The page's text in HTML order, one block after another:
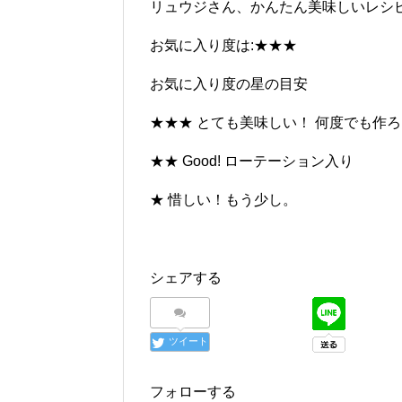
リュウジさん、かんたん美味しいレシ
お気に入り度は:★★★
お気に入り度の星の目安
★★★ とても美味しい！ 何度でも作ろ
★★ Good! ローテーション入り
★ 惜しい！もう少し。
シェアする
ツイート
フォローする